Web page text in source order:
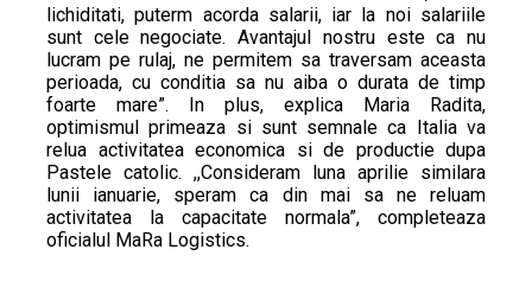
lichiditati, puterm acorda salarii, iar la noi salariile
sunt cele negociate. Avantajul nostru este ca nu
lucram pe rulaj, ne permitem sa traversam aceasta
perioada, cu conditia sa nu aiba o durata de timp
foarte mare”. In plus, explica Maria Radita,
optimismul primeaza si sunt semnale ca Italia va
relua activitatea economica si de productie dupa
Pastele catolic. ,,Consideram luna aprilie similara
lunii ianuarie, speram ca din mai sa ne reluam
activitatea la capacitate normala”, completeaza
oficialul MaRa Logistics.